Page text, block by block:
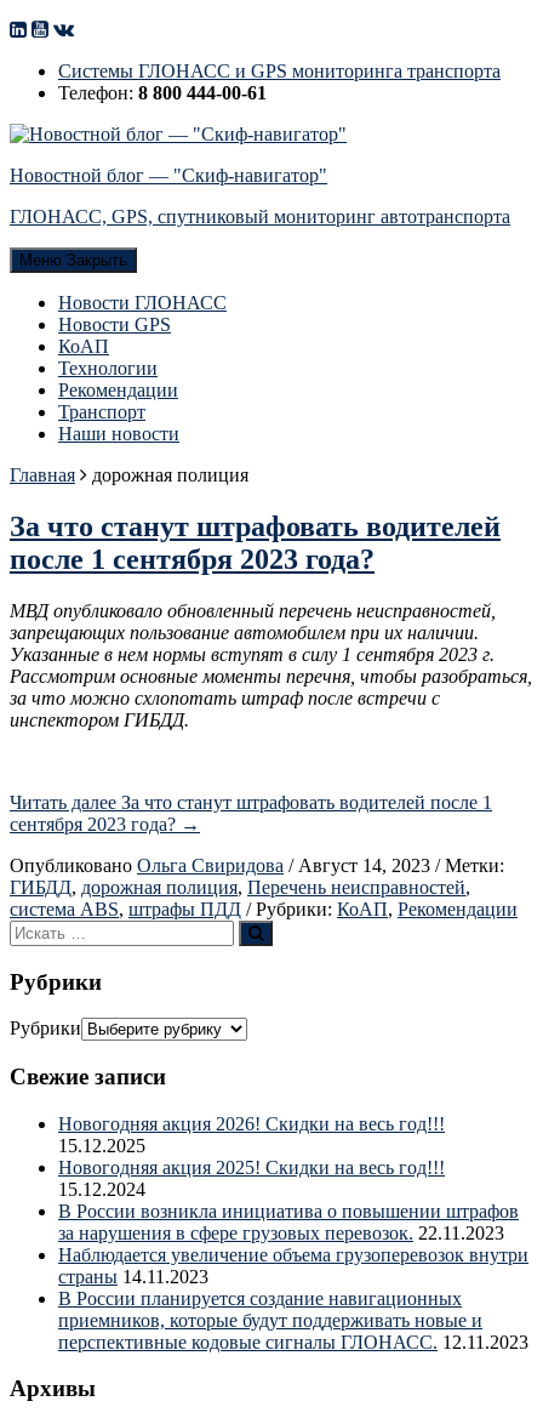
Системы ГЛОНАСС и GPS мониторинга транспорта
Телефон: 8 800 444-00-61
Новостной блог — "Скиф-навигатор"
ГЛОНАСС, GPS, спутниковый мониторинг автотранспорта
Меню Закрыть
Новости ГЛОНАСС
Новости GPS
КоАП
Технологии
Рекомендации
Транспорт
Наши новости
Главная
дорожная полиция
За что станут штрафовать водителей
после 1 сентября 2023 года?
МВД опубликовало обновленный перечень неисправностей,
запрещающих пользование автомобилем при их наличии.
Указанные в нем нормы вступят в силу 1 сентября 2023 г.
Рассмотрим основные моменты перечня, чтобы разобраться,
за что можно схлопотать штраф после встречи с
инспектором ГИБДД.
Читать далее За что станут штрафовать водителей после 1
сентября 2023 года? →
Опубликовано Ольга Свиридова / Август 14, 2023 / Метки:
ГИБДД, дорожная полиция, Перечень неисправностей,
система ABS, штрафы ПДД / Рубрики: КоАП, Рекомендации
Рубрики
Рубрики
Свежие записи
Новогодняя акция 2026! Скидки на весь год!!!
15.12.2025
Новогодняя акция 2025! Скидки на весь год!!!
15.12.2024
В России возникла инициатива о повышении штрафов
за нарушения в сфере грузовых перевозок. 22.11.2023
Наблюдается увеличение объема грузоперевозок внутри
страны 14.11.2023
В России планируется создание навигационных
приемников, которые будут поддерживать новые и
перспективные кодовые сигналы ГЛОНАСС. 12.11.2023
Архивы